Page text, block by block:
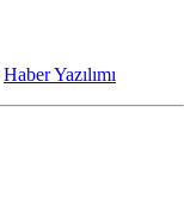
Haber Yazılımı